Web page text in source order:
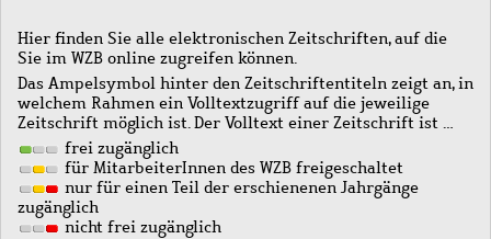
Hier finden Sie alle elektronischen Zeitschriften, auf die
Sie im WZB online zugreifen können.
Das Ampelsymbol hinter den Zeitschriftentiteln zeigt an, in
welchem Rahmen ein Volltextzugriff auf die jeweilige
Zeitschrift möglich ist. Der Volltext einer Zeitschrift ist …
frei zugänglich
für MitarbeiterInnen des WZB freigeschaltet
nur für einen Teil der erschienenen Jahrgänge
zugänglich
nicht frei zugänglich